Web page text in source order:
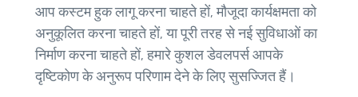
आप कस्टम हुक लागू करना चाहते हों, मौजूदा कार्यक्षमता को
अनुकूलित करना चाहते हों, या पूरी तरह से नई सुविधाओं का
निर्माण करना चाहते हों, हमारे कुशल डेवलपर्स आपके
दृष्टिकोण के अनुरूप परिणाम देने के लिए सुसज्जित हैं।